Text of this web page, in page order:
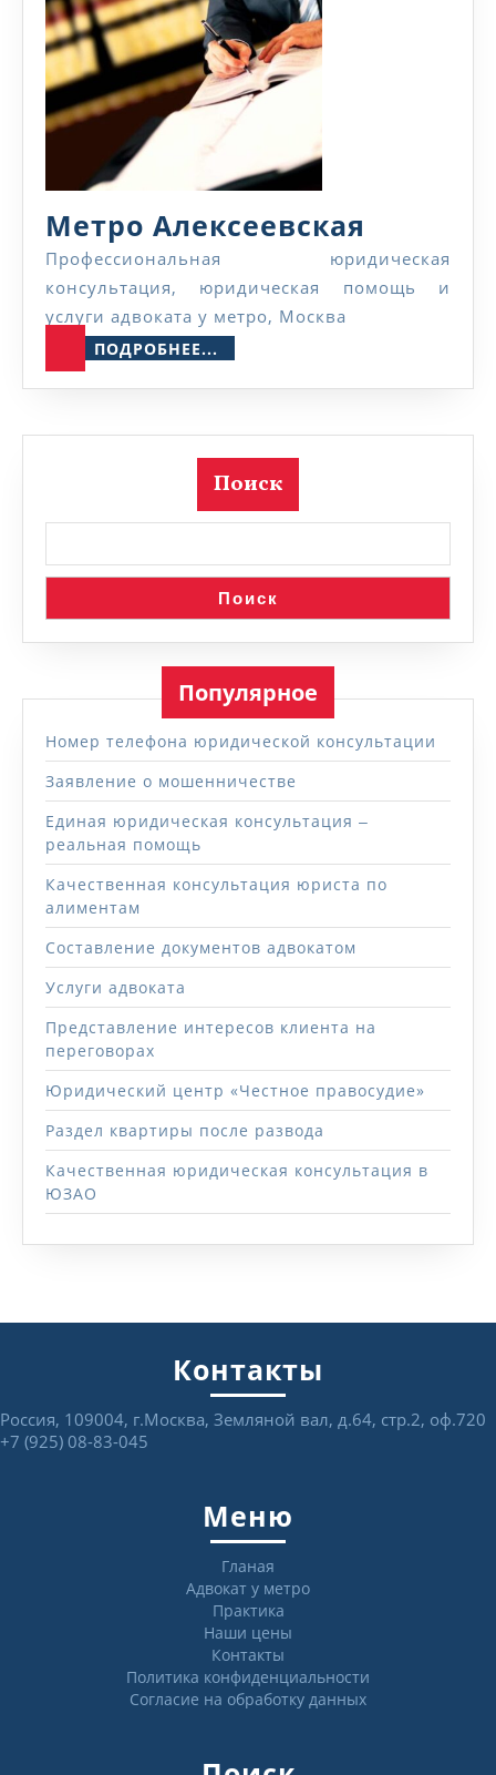
Метро Алексеевская
Профессиональная юридическая
консультация, юридическая помощь и
услуги адвоката у метро, Москва
ПОДРОБНЕЕ...
Поиск
Поиск
Популярное
Номер телефона юридической консультации
Заявление о мошенничестве
Единая юридическая консультация ‒
реальная помощь
Качественная консультация юриста по
алиментам
Составление документов адвокатом
Услуги адвоката
Представление интересов клиента на
переговорах
Юридический центр «Честное правосудие»
Раздел квартиры после развода
Качественная юридическая консультация в
ЮЗАО
Контакты
Россия, 109004, г.Москва, Земляной вал, д.64, стр.2, оф.720
+7 (925) 08-83-045
Меню
Гланая
Адвокат у метро
Практика
Наши цены
Контакты
Политика конфиденциальности
Согласие на обработку данных